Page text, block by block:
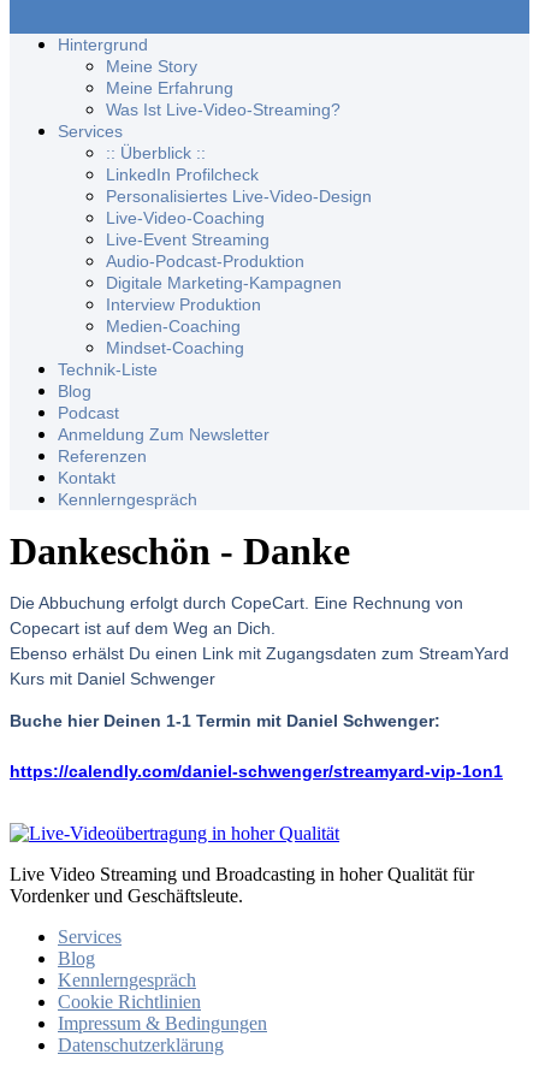
Hintergrund
Meine Story
Meine Erfahrung
Was Ist Live-Video-Streaming?
Services
:: Überblick ::
LinkedIn Profilcheck
Personalisiertes Live-Video-Design
Live-Video-Coaching
Live-Event Streaming
Audio-Podcast-Produktion
Digitale Marketing-Kampagnen
Interview Produktion
Medien-Coaching
Mindset-Coaching
Technik-Liste
Blog
Podcast
Anmeldung Zum Newsletter
Referenzen
Kontakt
Kennlerngespräch
Dankeschön - Danke
Die Abbuchung erfolgt durch CopeCart. Eine Rechnung von
Copecart ist auf dem Weg an Dich.
Ebenso erhälst Du einen Link mit Zugangsdaten zum StreamYard
Kurs mit Daniel Schwenger
Buche hier Deinen 1-1 Termin mit Daniel Schwenger:
https://calendly.com/daniel-schwenger/streamyard-vip-1on1
Live Video Streaming und Broadcasting in hoher Qualität für
Vordenker und Geschäftsleute.
Services
Blog
Kennlerngespräch
Cookie Richtlinien
Impressum & Bedingungen
Datenschutzerklärung